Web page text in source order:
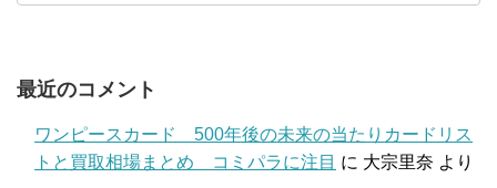
最近のコメント
ワンピースカード 500年後の未来の当たりカードリス
トと買取相場まとめ コミパラに注目 に 大宗里奈 より